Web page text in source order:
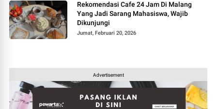
Rekomendasi Cafe 24 Jam Di Malang
Yang Jadi Sarang Mahasiswa, Wajib
Dikunjungi
Jumat, Februari 20, 2026
Advertisement